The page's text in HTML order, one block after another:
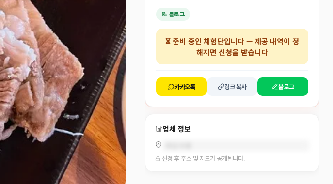
📝 블로그
⏳준비 중인 체험단입니다 — 제공 내역이 정
해지면 신청을 받습니다
카카오톡 링크 복사 블로그
업체 정보
선정 후 주소 및 지도가 공개됩니다.